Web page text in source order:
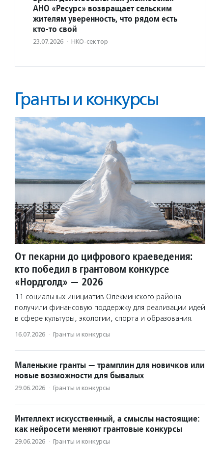
АНО «Ресурс» возвращает сельским
жителям уверенность, что рядом есть
кто-то свой
23.07.2026 · НКО-сектор
Гранты и конкурсы
От пекарни до цифрового краеведения:
кто победил в грантовом конкурсе
«Нордголд» — 2026
11 социальных инициатив Олёкминского района
получили финансовую поддержку для реализации идей
в сфере культуры, экологии, спорта и образования.
16.07.2026 · Гранты и конкурсы
Маленькие гранты — трамплин для новичков или
новые возможности для бывалых
29.06.2026 · Гранты и конкурсы
Интеллект искусственный, а смыслы настоящие:
как нейросети меняют грантовые конкурсы
29.06.2026 · Гранты и конкурсы